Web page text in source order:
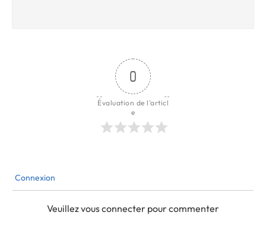
0
Évaluation de l'articl
e
Connexion
Veuillez vous connecter pour commenter